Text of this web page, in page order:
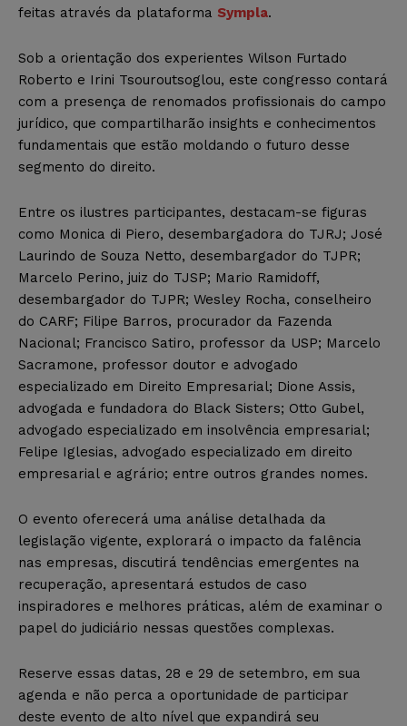
feitas através da plataforma Sympla.
Sob a orientação dos experientes Wilson Furtado
Roberto e Irini Tsouroutsoglou, este congresso contará
com a presença de renomados profissionais do campo
jurídico, que compartilharão insights e conhecimentos
fundamentais que estão moldando o futuro desse
segmento do direito.
Entre os ilustres participantes, destacam-se figuras
como Monica di Piero, desembargadora do TJRJ; José
Laurindo de Souza Netto, desembargador do TJPR;
Marcelo Perino, juiz do TJSP; Mario Ramidoff,
desembargador do TJPR; Wesley Rocha, conselheiro
do CARF; Filipe Barros, procurador da Fazenda
Nacional; Francisco Satiro, professor da USP; Marcelo
Sacramone, professor doutor e advogado
especializado em Direito Empresarial; Dione Assis,
advogada e fundadora do Black Sisters; Otto Gubel,
advogado especializado em insolvência empresarial;
Felipe Iglesias, advogado especializado em direito
empresarial e agrário; entre outros grandes nomes.
O evento oferecerá uma análise detalhada da
legislação vigente, explorará o impacto da falência
nas empresas, discutirá tendências emergentes na
recuperação, apresentará estudos de caso
inspiradores e melhores práticas, além de examinar o
papel do judiciário nessas questões complexas.
Reserve essas datas, 28 e 29 de setembro, em sua
agenda e não perca a oportunidade de participar
deste evento de alto nível que expandirá seu